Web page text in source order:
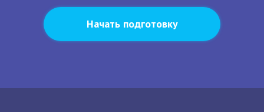
Начать подготовку